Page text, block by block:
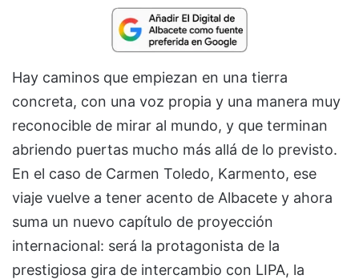
Hay caminos que empiezan en una tierra
concreta, con una voz propia y una manera muy
reconocible de mirar al mundo, y que terminan
abriendo puertas mucho más allá de lo previsto.
En el caso de Carmen Toledo, Karmento, ese
viaje vuelve a tener acento de Albacete y ahora
suma un nuevo capítulo de proyección
internacional: será la protagonista de la
prestigiosa gira de intercambio con LIPA, la